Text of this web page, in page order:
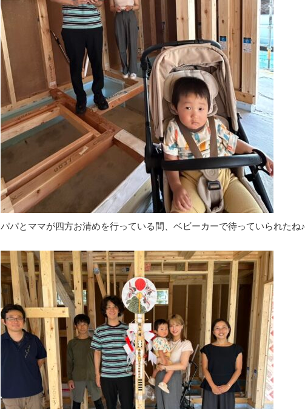
パパとママが四方お清めを行っている間、ベビーカーで待っていられたね♪